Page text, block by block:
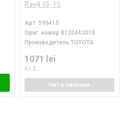
Rav4 13-15
Арт. 590415
Ориг. номер 8120442010
ПроизводительTOYOTA
1071 lei
61 $
Нет в наличии